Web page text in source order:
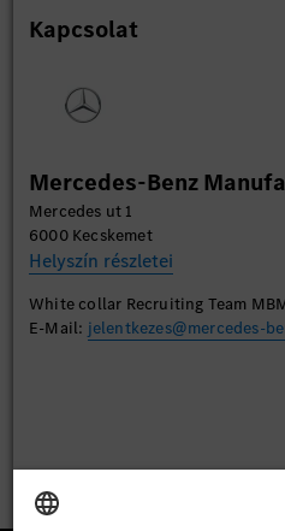
Kapcsolat
Mercedes-Benz
Mercedes ut 1
6000 Kecskemet
Helyszín részletei
White collar Recruiting Team
E-Mail: jelentkezes@mercedes-